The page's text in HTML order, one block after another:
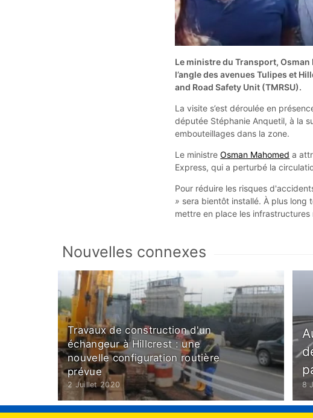
Le ministre du Transport, Osman
l’angle des avenues Tulipes et
and Road Safety Unit (TMRSU).
La visite s’est déroulée en
députée Stéphanie Anquetil, à la
embouteillages dans la zone.
Le ministreOsman Mahomed a
Express, qui a perturbé la
Pour réduire les risques
» sera bientôt installé. À plus long
mettre en place les
Nouvelles connexes
Travaux de construction d'un
échangeur à Hillcrest : une
nouvelle configuration routière
prévue
2 Juillet 2020 8